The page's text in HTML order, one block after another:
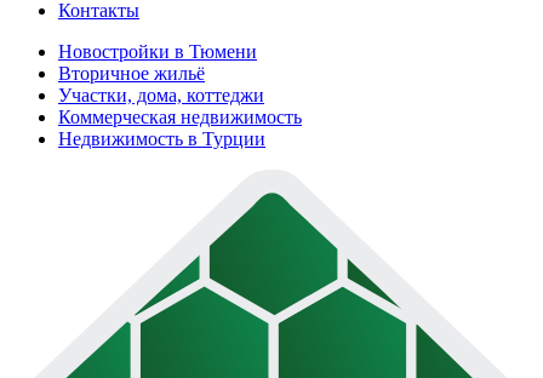
Контакты
Новостройки в Тюмени
Вторичное жильё
Участки, дома, коттеджи
Коммерческая недвижимость
Недвижимость в Турции